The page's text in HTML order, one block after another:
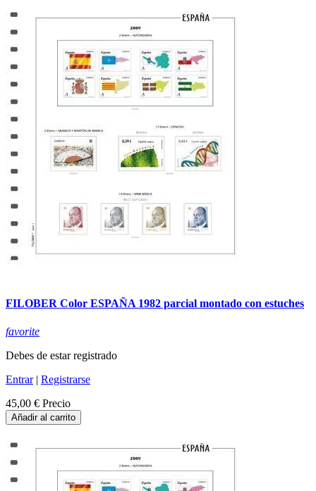
FILOBER Color ESPAÑA 1982 parcial montado con estuches
favorite
Debes de estar registrado
Entrar| Registrarse
45,00 € Precio
Añadir al carrito